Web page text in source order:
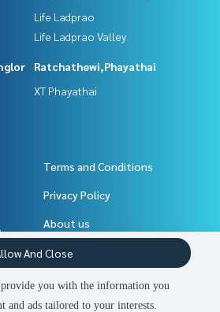
people are viewing
Life Ladprao
Life Ladprao Valley
Ratchathewi,Phayathai
XT Phayathai
Terms and Conditions
Privacy Policy
About us
How to sale-rent
Contact
provide you with the information you
and ads tailored to your interests.
And Close